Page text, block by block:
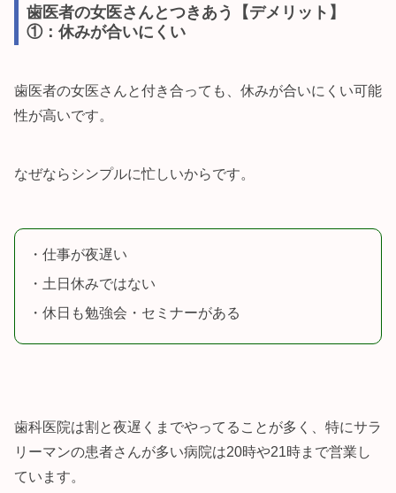
歯医者の女医さんとつきあう【デメリット】
①：休みが合いにくい
歯医者の女医さんと付き合っても、休みが合いにくい可能
性が高いです。
なぜならシンプルに忙しいからです。
・仕事が夜遅い
・土日休みではない
・休日も勉強会・セミナーがある
歯科医院は割と夜遅くまでやってることが多く、特にサラ
リーマンの患者さんが多い病院は20時や21時まで営業し
ています。